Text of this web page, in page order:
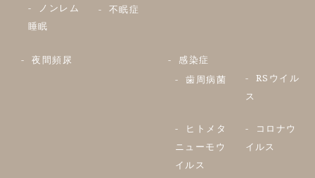
ノンレム
睡眠
不眠症
夜間頻尿
感染症
歯周病菌
RSウイル
ス
ヒトメタ
ニューモウ
イルス
コロナウ
イルス